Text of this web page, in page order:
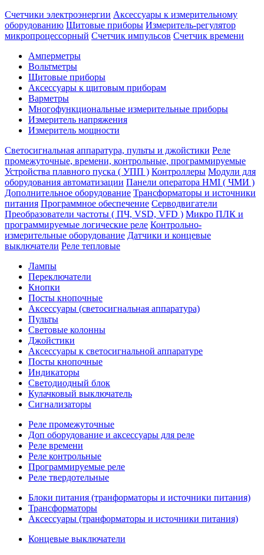
Счетчики электроэнергии Аксессуары к измерительному
оборудованию Щитовые приборы Измеритель-регулятор
микропроцессорный Счетчик импульсов Счетчик времени
Амперметры
Вольтметры
Щитовые приборы
Аксессуары к щитовым приборам
Варметры
Многофункциональные измерительные приборы
Измеритель напряжения
Измеритель мощности
Светосигнальная аппаратура, пульты и джойстики Реле
промежуточные, времени, контрольные, программируемые
Устройства плавного пуска ( УПП ) Контроллеры Модули для
оборудования автоматизации Панели оператора HMI ( ЧМИ )
Дополнительное оборудование Транcформаторы и источники
питания Программное обеспечение Серводвигатели
Преобразователи частоты ( ПЧ, VSD, VFD ) Микро ПЛК и
программируемые логические реле Контрольно-
измерительные оборудование Датчики и концевые
выключатели Реле тепловые
Лампы
Переключатели
Кнопки
Посты кнопочные
Аксессуары (светосигнальная аппаратура)
Пульты
Световые колонны
Джойстики
Аксессуары к светосигнальной аппаратуре
Посты кнопочные
Индикаторы
Светодиодный блок
Кулачковый выключатель
Сигнализаторы
Реле промежуточные
Доп оборудование и аксессуары для реле
Реле времени
Реле контрольные
Программируемые реле
Реле твердотельные
Блоки питания (транформаторы и источники питания)
Трансформаторы
Аксессуары (транформаторы и источники питания)
Концевые выключатели